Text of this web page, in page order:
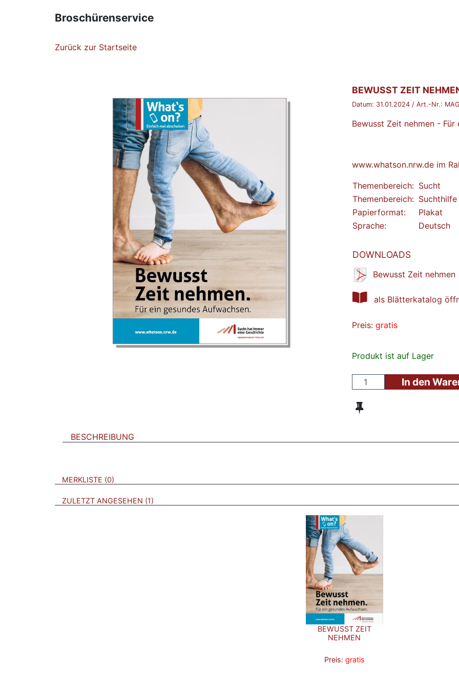
Broschürenservice
Zurück zur Startseite
BROSCHÜRE:
BEWUSST ZEIT
Datum: 31.01.2024 / Art.-Nr.:
Bewusst Zeit nehmen -
www.whatson.nrw.de im
Themenbereich: Sucht
Themenbereich: Suchthilfe
Papierformat:
Plakat
Sprache:
Deutsch
DOWNLOADS
Bewusst Zeit nehmen
als Blätterkatalog
Preis: gratis
Produkt ist auf Lager
In den
BESCHREIBUNG
VERWEISE AUF VERMERKTE- ODER ZULETZT ANGESEHENE BROSCHÜREN
MERKLISTE 0
ZULETZT ANGESEHEN 1
BEWUSST ZEIT
NEHMEN
Preis: gratis